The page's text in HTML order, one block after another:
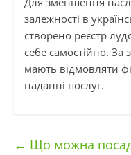
залежності в
створено реєстр
себе самостійно. За
мають відмовляти
наданні послуг.
← Що можна